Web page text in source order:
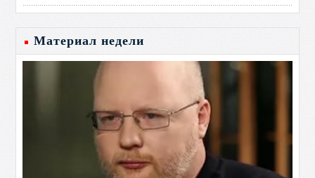
Материал недели